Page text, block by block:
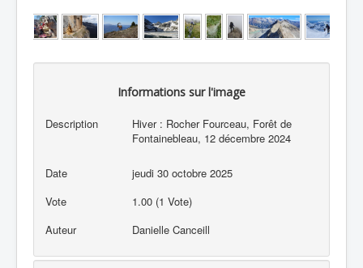
Informations sur l'image
Description
Hiver : Rocher Fourceau, Forêt de
Fontainebleau, 12 décembre 2024
Date
jeudi 30 octobre 2025
Vote
1.00 (1 Vote)
Auteur
Danielle Canceill